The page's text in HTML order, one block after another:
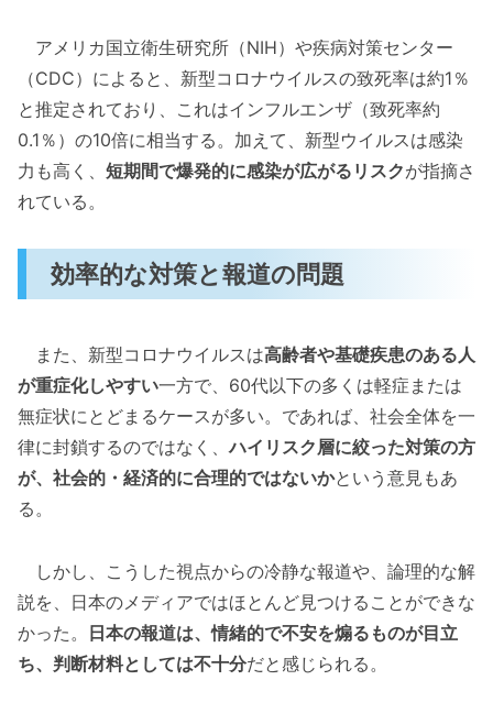
アメリカ国立衛生研究所（NIH）や疾病対策センター
（CDC）によると、新型コロナウイルスの致死率は約1％
と推定されており、これはインフルエンザ（致死率約
0.1％）の10倍に相当する。加えて、新型ウイルスは感染
力も高く、 短期間で爆発的に感染が広がるリスクが指摘さ
れている。
効率的な対策と報道の問題
また、新型コロナウイルスは高齢者や基礎疾患のある人
が重症化しやすい一方で、60代以下の多くは軽症または
無症状にとどまるケースが多い。であれば、社会全体を一
律に封鎖するのではなく、ハイリスク層に絞った対策の方
が、社会的・経済的に合理的ではないかという意見もあ
る。
しかし、こうした視点からの冷静な報道や、論理的な解
説を、日本のメディアではほとんど見つけることができな
かった。
日本の報道は、情緒的で不安を煽るものが目立
ち、判断材料としては不十分だと感じられる。